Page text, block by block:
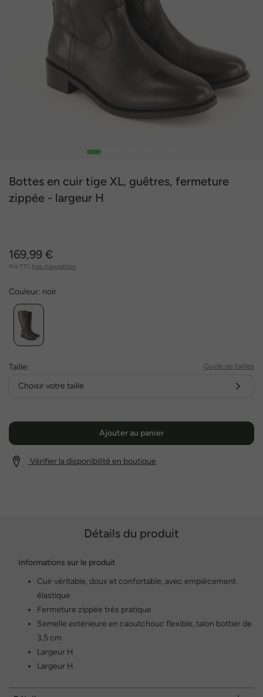
1
Bottes en cuir tige XL, guêtres, fermeture
zippée - largeur H
169,99 €
Prix TTC frais d'expédition
Couleur: noir
Taille: Guide de tailles
Choisir votre taille
Ajouter au panier
Vérifier la disponibilité en boutique
Détails du produit
Informations sur le produit
Cuir véritable, doux et confortable, avec empiècement
élastique
Fermeture zippée très pratique
Semelle extérieure en caoutchouc flexible, talon bottier de
3,5 cm
Largeur H
Largeur H